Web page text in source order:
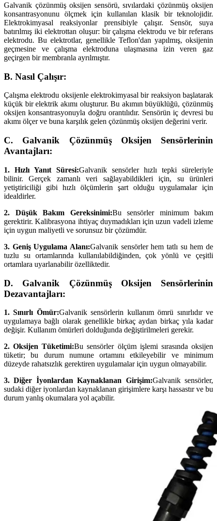
Galvanik çözünmüş oksijen sensörü, sıvılardaki çözünmüş oksijen
konsantrasyonunu ölçmek için kullanılan klasik bir teknolojidir.
Elektrokimyasal reaksiyonlar prensibiyle çalışır. Sensör, suya
batırılmış iki elektrottan oluşur: bir çalışma elektrodu ve bir referans
elektrodu. Bu elektrotlar, genellikle Teflon'dan yapılmış, oksijenin
geçmesine ve çalışma elektroduna ulaşmasına izin veren gaz
geçirgen bir membranla ayrılmıştır.
B. Nasıl Çalışır:
Çalışma elektrodu oksijenle elektrokimyasal bir reaksiyon başlatarak
küçük bir elektrik akımı oluşturur. Bu akımın büyüklüğü, çözünmüş
oksijen konsantrasyonuyla doğru orantılıdır. Sensörün iç devresi bu
akımı ölçer ve buna karşılık gelen çözünmüş oksijen değerini verir.
C. Galvanik Çözünmüş Oksijen Sensörlerinin
Avantajları:
1. Hızlı Yanıt Süresi:Galvanik sensörler hızlı tepki süreleriyle
bilinir. Gerçek zamanlı veri sağlayabildikleri için, su ürünleri
yetiştiriciliği gibi hızlı ölçümlerin şart olduğu uygulamalar için
idealdirler.
2. Düşük Bakım Gereksinimi:Bu sensörler minimum bakım
gerektirir. Kalibrasyona ihtiyaç duymadıkları için uzun vadeli izleme
için uygun maliyetli ve sorunsuz bir çözümdür.
3. Geniş Uygulama Alanı:Galvanik sensörler hem tatlı su hem de
tuzlu su ortamlarında kullanılabildiğinden, çok yönlü ve çeşitli
ortamlara uyarlanabilir özelliktedir.
D. Galvanik Çözünmüş Oksijen Sensörlerinin
Dezavantajları:
1. Sınırlı Ömür:Galvanik sensörlerin kullanım ömrü sınırlıdır ve
uygulamaya bağlı olarak genellikle birkaç aydan birkaç yıla kadar
değişir. Kullanım ömürleri dolduğunda değiştirilmeleri gerekir.
2. Oksijen Tüketimi:Bu sensörler ölçüm işlemi sırasında oksijen
tüketir; bu durum numune ortamını etkileyebilir ve minimum
düzeyde rahatsızlık gerektiren uygulamalar için uygun olmayabilir.
3. Diğer İyonlardan Kaynaklanan Girişim:Galvanik sensörler,
sudaki diğer iyonlardan kaynaklanan girişimlere karşı hassastır ve bu
durum yanlış okumalara yol açabilir.